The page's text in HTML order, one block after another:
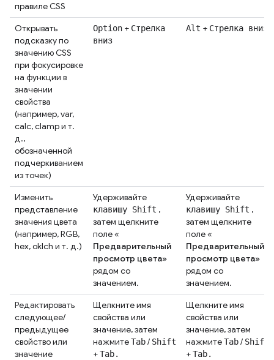
правиле CSS
Открывать
подсказку по
значению CSS
при фокусировке
на функции в
значении
свойства
(например, var,
calc, clamp и т.
д.,
обозначенной
подчеркиванием
из точек)
Option + Стрелка
вниз
Alt + Стрелка вниз
Изменить
представление
значения цвета
(например, RGB,
hex, oklch и т. д.)
Удерживайте
клавишу Shift ,
затем щелкните
поле «
Предварительный
просмотр цвета»
рядом со
значением.
Удерживайте
клавишу Shift ,
затем щелкните
поле «
Предварительный
просмотр цвета»
рядом со
значением.
Редактировать
следующее/
предыдущее
свойство или
значение
Щелкните имя
свойства или
значение, затем
нажмитеTab/ Shift
+Tab.
Щелкните имя
свойства или
значение, затем
нажмитеTab/ Shift
+Tab.